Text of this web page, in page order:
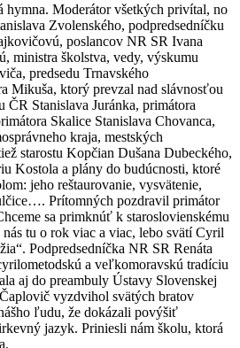
hymna. Moderátor všetkých privítal, no
Zvolenského, podpredsedníčku
poslancov NR SR Ivana
ministra školstva, vedy, výskumu
predsedu Trnavského
Mikuša, ktorý prevzal nad slávnosťou
ČR Stanislava Juránka, primátora
Skalice Stanislava Chovanca,
kraja, mestských
starostu Kopčian Dušana Dubeckého,
Kostola a plány do budúcnosti, ktoré
jeho reštaurovanie, vysvätenie,
Prítomných pozdravil primátor
sa primknúť k staroslovienskému
tu o rok viac a viac, lebo svätí Cyril
Podpredsedníčka NR SR Renáta
a veľkomoravskú tradíciu
aj do preambuly Ústavy Slovenskej
vyzdvihol svätých bratov
ľudu, že dokázali povýšiť
jazyk. Priniesli nám školu, ktorá